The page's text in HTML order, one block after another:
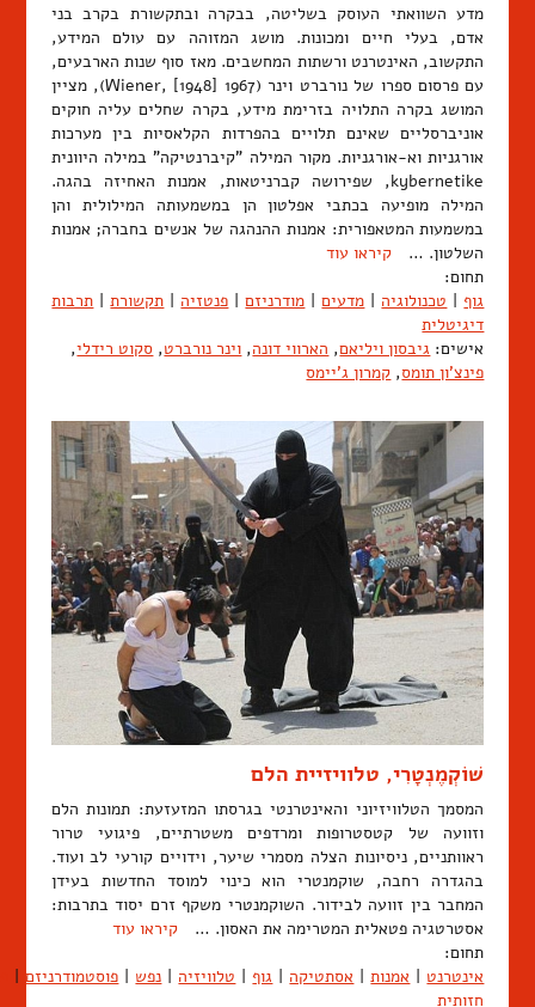
מדע השוואתי העוסק בשליטה, בבקרה ובתקשורת בקרב בני
אדם, בעלי חיים ומכונות. מושג המזוהה עם עולם המידע,
התקשוב, האינטרנט ורשתות המחשבים. מאז סוף שנות הארבעים,
עם פרסום ספרו של נורברט וינר (Wiener, [1948] 1967), מציין
המושג בקרה התלויה בזרימת מידע, בקרה שחלים עליה חוקים
אוניברסליים שאינם תלויים בהפרדות הקלאסיות בין מערכות
אורגניות וא-אורגניות. מקור המילה "קיברנטיקה" במילה היוונית
kybernetike, שפירושה קברניטאות, אמנות האחיזה בהגה.
המילה מופיעה בכתבי אפלטון הן במשמעותה המילולית והן
במשמעות המטאפורית: אמנות ההנהגה של אנשים בחברה; אמנות
השלטון. … קיראו עוד
תחום:
גוף | טכנולוגיה | מדעים | מודרניזם | פנטזיה | תקשורת | תרבות
דיגיטלית
אישים: גיבסון ויליאם, הארווי דונה, וינר נורברט, סקוט רידלי,
פינצ'ון תומס, קמרון ג'יימס
שׁוֹקְמֶנְטָרִי, טלוויזיית הלם
המסמך הטלוויזיוני והאינטרנטי בגרסתו המזעזעת: תמונות הלם
וזוועה של קטסטרופות ומרדפים משטרתיים, פיגועי טרור
ראוותניים, ניסיונות הצלה מסמרי שיער, וידויים קורעי לב ועוד.
בהגדרה רחבה, שוקמנטרי הוא כינוי למוסד החדשות בעידן
המחבר בין זוועה לבידור. השוקמנטרי משקף זרם יסוד בתרבות:
אסטרטגיה פטאלית המטרימה את האסון. … קיראו עוד
תחום:
אינטרנט | אמנות | אסתטיקה | גוף | טלוויזיה | נפש | פוסטמודרניזם |
חזותית